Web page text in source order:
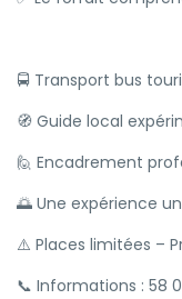
🚍 Transport bus
🧭 Guide local
🙋 Encadrement
🌅 Une expérience
⚠️ Places limitées –
📞 Informations : 58